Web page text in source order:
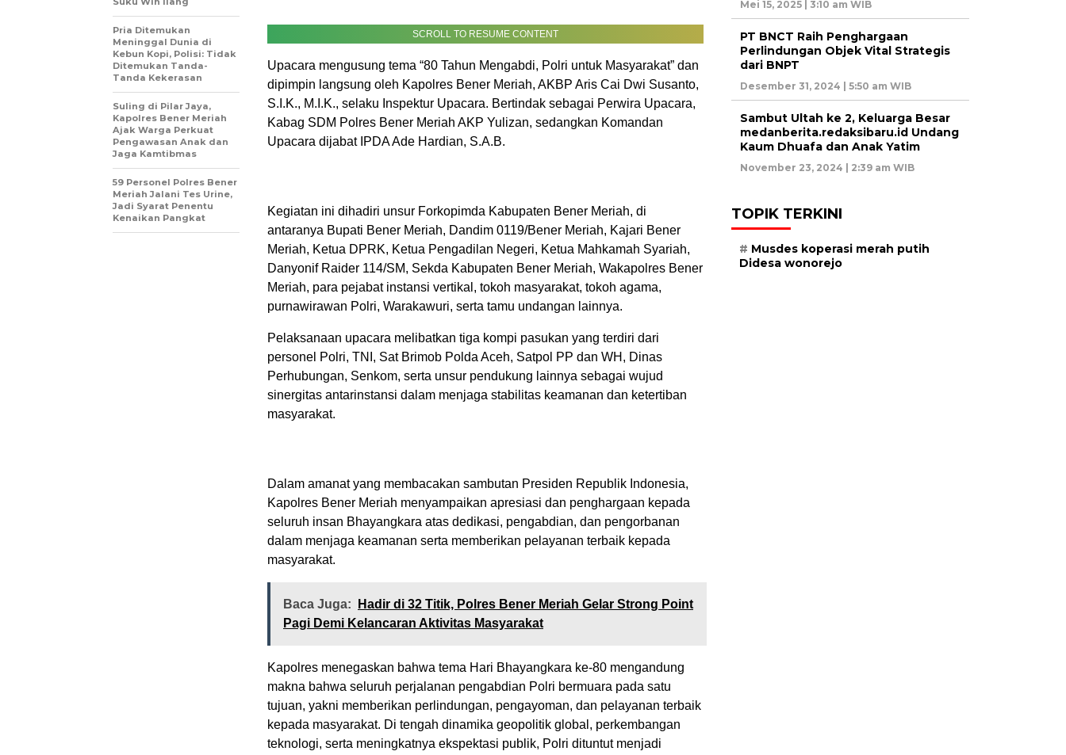
SCROLL TO RESUME CONTENT
Upacara mengusung tema “80 Tahun Mengabdi, Polri untuk Masyarakat” dan
dipimpin langsung oleh Kapolres Bener Meriah, AKBP Aris Cai Dwi Susanto,
S.I.K., M.I.K., selaku Inspektur Upacara. Bertindak sebagai Perwira Upacara,
Kabag SDM Polres Bener Meriah AKP Yulizan, sedangkan Komandan
Upacara dijabat IPDA Ade Hardian, S.A.B.
Kegiatan ini dihadiri unsur Forkopimda Kabupaten Bener Meriah, di
antaranya Bupati Bener Meriah, Dandim 0119/Bener Meriah, Kajari Bener
Meriah, Ketua DPRK, Ketua Pengadilan Negeri, Ketua Mahkamah Syariah,
Danyonif Raider 114/SM, Sekda Kabupaten Bener Meriah, Wakapolres Bener
Meriah, para pejabat instansi vertikal, tokoh masyarakat, tokoh agama,
purnawirawan Polri, Warakawuri, serta tamu undangan lainnya.
Pelaksanaan upacara melibatkan tiga kompi pasukan yang terdiri dari
personel Polri, TNI, Sat Brimob Polda Aceh, Satpol PP dan WH, Dinas
Perhubungan, Senkom, serta unsur pendukung lainnya sebagai wujud
sinergitas antarinstansi dalam menjaga stabilitas keamanan dan ketertiban
masyarakat.
Dalam amanat yang membacakan sambutan Presiden Republik Indonesia,
Kapolres Bener Meriah menyampaikan apresiasi dan penghargaan kepada
seluruh insan Bhayangkara atas dedikasi, pengabdian, dan pengorbanan
dalam menjaga keamanan serta memberikan pelayanan terbaik kepada
masyarakat.
Baca Juga:
Hadir di 32 Titik, Polres Bener Meriah Gelar Strong Point
Pagi Demi Kelancaran Aktivitas Masyarakat
Kapolres menegaskan bahwa tema Hari Bhayangkara ke-80 mengandung
makna bahwa seluruh perjalanan pengabdian Polri bermuara pada satu
tujuan, yakni memberikan perlindungan, pengayoman, dan pelayanan terbaik
kepada masyarakat. Di tengah dinamika geopolitik global, perkembangan
teknologi, serta meningkatnya ekspektasi publik, Polri dituntut menjadi
Pria Ditemukan
Meninggal Dunia di
Kebun Kopi, Polisi: Tidak
Ditemukan Tanda-
Tanda Kekerasan
Suling di Pilar Jaya,
Kapolres Bener Meriah
Ajak Warga Perkuat
Pengawasan Anak dan
Jaga Kamtibmas
59 Personel Polres Bener
Meriah Jalani Tes Urine,
Jadi Syarat Penentu
Kenaikan Pangkat
Mei 15, 2025 | 3:10 am WIB
PT BNCT Raih Penghargaan
Perlindungan Objek Vital Strategis
dari BNPT
Desember 31, 2024 | 5:50 am WIB
Sambut Ultah ke 2, Keluarga Besar
medanberita.redaksibaru.id Undang
Kaum Dhuafa dan Anak Yatim
November 23, 2024 | 2:39 am WIB
TOPIK TERKINI
Musdes koperasi merah putih
Didesa wonorejo